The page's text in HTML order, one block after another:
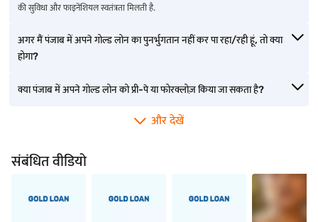
की सुविधा और फाइनेंशियल स्वतंत्रता मिलती है.
अगर मैं पंजाब में अपने गोल्ड लोन का पुनर्भुगतान नहीं कर पा रहा/रही हूं, तो क्या
होगा?
क्या पंजाब में अपने गोल्ड लोन को प्री-पे या फोरक्लोज़ किया जा सकता है?
और देखें
संबंधित वीडियो